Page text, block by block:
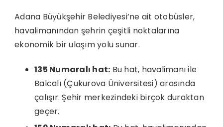
Adana Büyükşehir Belediyesi’ne ait otobüsler,
havalimanından şehrin çeşitli noktalarına
ekonomik bir ulaşım yolu sunar.
135 Numaralı hat: Bu hat, havalimanı ile
Balcalı (Çukurova Üniversitesi) arasında
çalışır. Şehir merkezindeki birçok duraktan
geçer.